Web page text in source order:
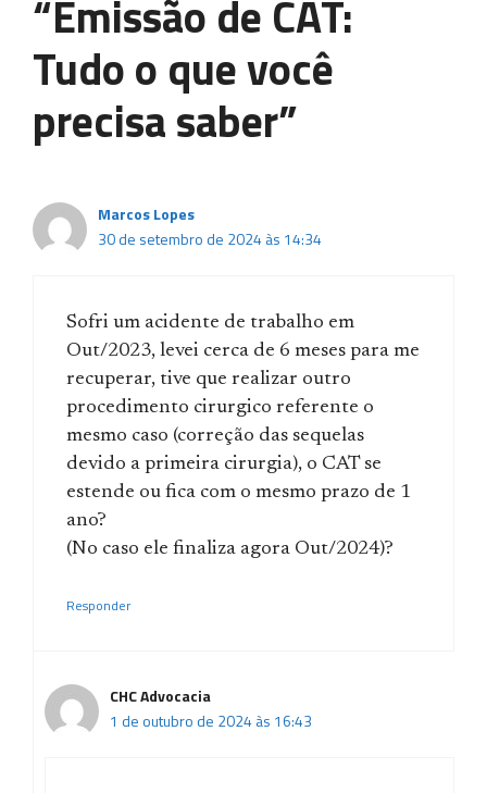
“Emissão de CAT:
Tudo o que você
precisa saber”
Marcos Lopes
30 de setembro de 2024 às 14:34
Sofri um acidente de trabalho em
Out/2023, levei cerca de 6 meses para me
recuperar, tive que realizar outro
procedimento cirurgico referente o
mesmo caso (correção das sequelas
devido a primeira cirurgia), o CAT se
estende ou fica com o mesmo prazo de 1
ano?
(No caso ele finaliza agora Out/2024)?
Responder
CHC Advocacia
1 de outubro de 2024 às 16:43